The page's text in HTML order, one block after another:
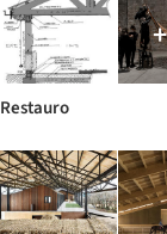
Restauro